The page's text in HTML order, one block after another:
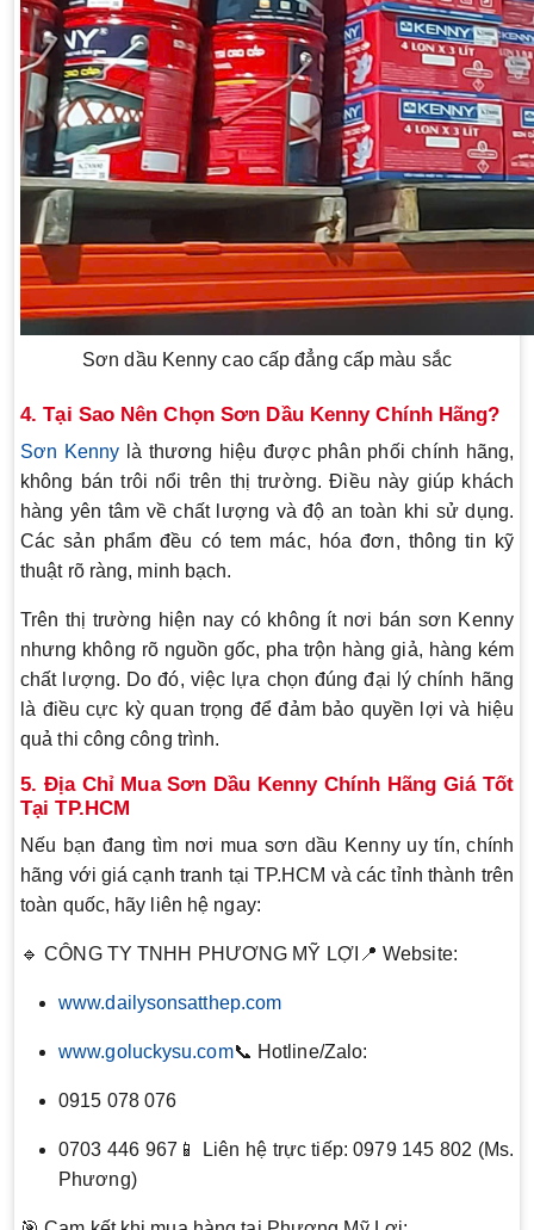
Sơn dầu Kenny cao cấp đẳng cấp màu sắc
4. Tại Sao Nên Chọn Sơn Dầu Kenny Chính Hãng?
Sơn Kenny là thương hiệu được phân phối chính hãng,
không bán trôi nổi trên thị trường. Điều này giúp khách
hàng yên tâm về chất lượng và độ an toàn khi sử dụng.
Các sản phẩm đều có tem mác, hóa đơn, thông tin kỹ
thuật rõ ràng, minh bạch.
Trên thị trường hiện nay có không ít nơi bán sơn Kenny
nhưng không rõ nguồn gốc, pha trộn hàng giả, hàng kém
chất lượng. Do đó, việc lựa chọn đúng đại lý chính hãng
là điều cực kỳ quan trọng để đảm bảo quyền lợi và hiệu
quả thi công công trình.
5. Địa Chỉ Mua Sơn Dầu Kenny Chính Hãng Giá Tốt
Tại TP.HCM
Nếu bạn đang tìm nơi mua sơn dầu Kenny uy tín, chính
hãng với giá cạnh tranh tại TP.HCM và các tỉnh thành trên
toàn quốc, hãy liên hệ ngay:
🔹 CÔNG TY TNHH PHƯƠNG MỸ LỢI📍 Website:
www.dailysonsatthep.com
www.goluckysu.com📞 Hotline/Zalo:
0915 078 076
0703 446 967📱 Liên hệ trực tiếp: 0979 145 802 (Ms.
Phương)